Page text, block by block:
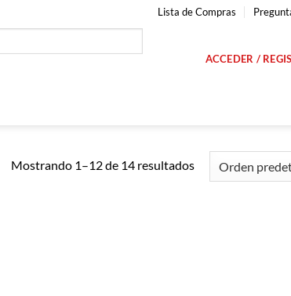
Lista de Compras
ACCEDER /
Mostrando 1–12 de 14 resultados